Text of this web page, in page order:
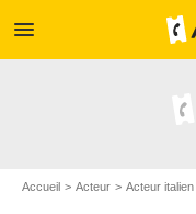
menu
Accueil Acteur Acteur italien